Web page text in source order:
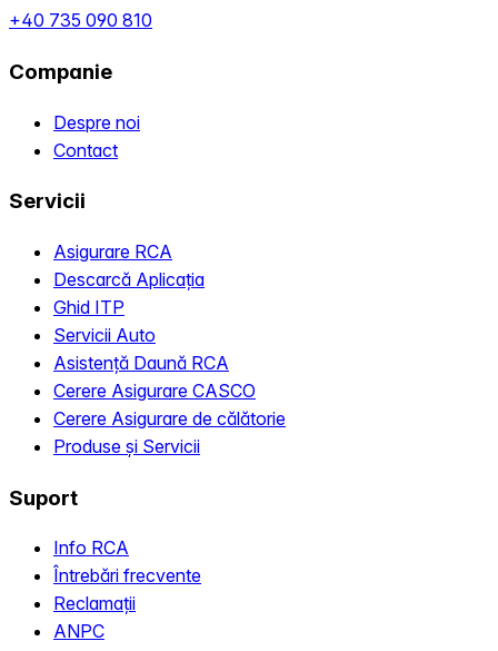
+40 735 090 810
Companie
Despre noi
Contact
Servicii
Asigurare RCA
Descarcă Aplicația
Ghid ITP
Servicii Auto
Asistență Daună RCA
Cerere Asigurare CASCO
Cerere Asigurare de călătorie
Produse și Servicii
Suport
Info RCA
Întrebări frecvente
Reclamații
ANPC